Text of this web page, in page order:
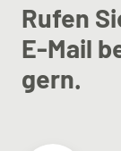
Rufen
E-Mail
gern.